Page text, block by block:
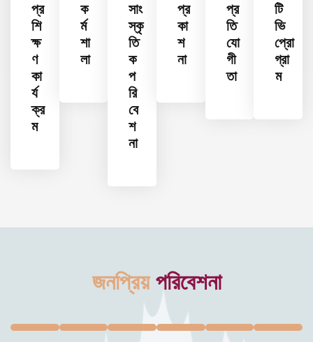
প্র
শি
ক্ষ
ণ
কা
র্য
ক্র
ম
ক
র্ম
শা
লা
সাং
স্কৃ
তি
ক
প
রি
বে
শ
না
প্র
কা
শ
না
প্র
তি
যো
গী
তা
টি
ভি
প্রো
গ্রা
ম
জনপ্রিয় পরিবেশনা